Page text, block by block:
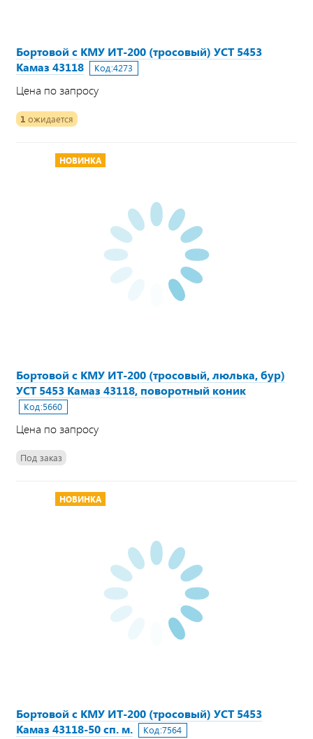
Бортовой с КМУ ИТ-200 (тросовый) УСТ 5453
Камаз 43118
Код:4273
Цена по запросу
1 ожидается
НОВИНКА
Бортовой с КМУ ИТ-200 (тросовый, люлька, бур)
УСТ 5453 Камаз 43118, поворотный коник
Код:5660
Цена по запросу
Под заказ
НОВИНКА
Бортовой с КМУ ИТ-200 (тросовый) УСТ 5453
Камаз 43118-50 сп. м.
Код:7564